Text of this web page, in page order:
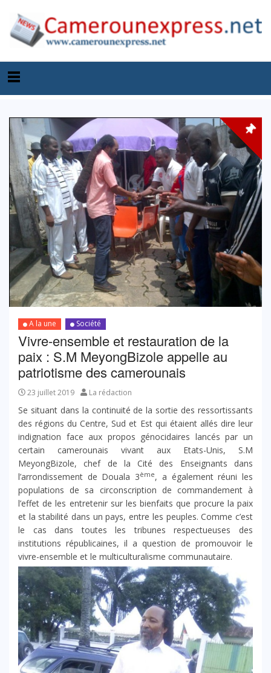
A la une Société
Vivre-ensemble et restauration de la
paix : S.M MeyongBizole appelle au
patriotisme des camerounais
23 juillet 2019 La rédaction
Se situant dans la continuité de la sortie des ressortissants
des régions du Centre, Sud et Est qui étaient allés dire leur
indignation face aux propos génocidaires lancés par un
certain camerounais vivant aux Etats-Unis, S.M
MeyongBizole, chef de la Cité des Enseignants dans
l’arrondissement de Douala 3ème, a également réuni les
populations de sa circonscription de commandement à
l’effet de les entretenir sur les bienfaits que procure la paix
et la stabilité dans un pays, entre les peuples. Comme c’est
le cas dans toutes les tribunes respectueuses des
institutions républicaines, il a question de promouvoir le
vivre-ensemble et le multiculturalisme communautaire.